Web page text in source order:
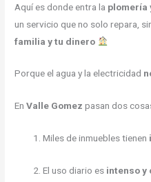
Aquí es donde entra la plomería
un servicio que no solo repara,
familia y tu dinero
Porque el agua y la electricidad
EnValle Gomez pasan dos
Miles de inmuebles tienen
El uso diario es intenso y